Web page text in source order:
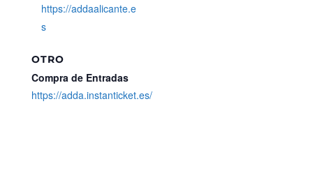
https://addaalicante.e
s
OTRO
Compra de Entradas
https://adda.instanticket.es/